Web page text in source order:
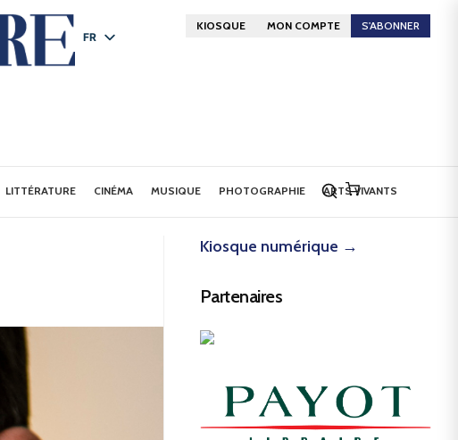
FR
KIOSQUE MON COMPTE S'ABONNER
LITTÉRATURE CINÉMA MUSIQUE PHOTOGRAPHIE ARTS VIVANTS
Kiosque numérique →
Partenaires